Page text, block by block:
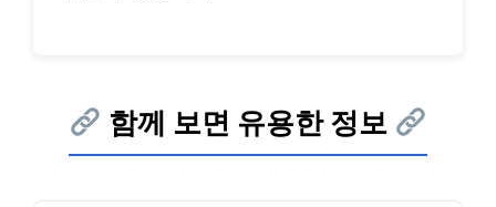
함께 보면 유용한 정보